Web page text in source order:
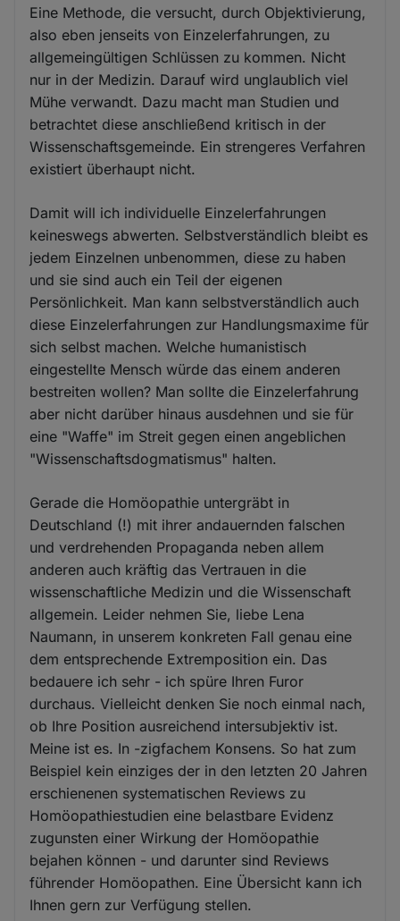
Eine Methode, die versucht, durch Objektivierung,
also eben jenseits von Einzelerfahrungen, zu
allgemeingültigen Schlüssen zu kommen. Nicht
nur in der Medizin. Darauf wird unglaublich viel
Mühe verwandt. Dazu macht man Studien und
betrachtet diese anschließend kritisch in der
Wissenschaftsgemeinde. Ein strengeres Verfahren
existiert überhaupt nicht.
Damit will ich individuelle Einzelerfahrungen
keineswegs abwerten. Selbstverständlich bleibt es
jedem Einzelnen unbenommen, diese zu haben
und sie sind auch ein Teil der eigenen
Persönlichkeit. Man kann selbstverständlich auch
diese Einzelerfahrungen zur Handlungsmaxime für
sich selbst machen. Welche humanistisch
eingestellte Mensch würde das einem anderen
bestreiten wollen? Man sollte die Einzelerfahrung
aber nicht darüber hinaus ausdehnen und sie für
eine "Waffe" im Streit gegen einen angeblichen
"Wissenschaftsdogmatismus" halten.
Gerade die Homöopathie untergräbt in
Deutschland (!) mit ihrer andauernden falschen
und verdrehenden Propaganda neben allem
anderen auch kräftig das Vertrauen in die
wissenschaftliche Medizin und die Wissenschaft
allgemein. Leider nehmen Sie, liebe Lena
Naumann, in unserem konkreten Fall genau eine
dem entsprechende Extremposition ein. Das
bedauere ich sehr - ich spüre Ihren Furor
durchaus. Vielleicht denken Sie noch einmal nach,
ob Ihre Position ausreichend intersubjektiv ist.
Meine ist es. In -zigfachem Konsens. So hat zum
Beispiel kein einziges der in den letzten 20 Jahren
erschienenen systematischen Reviews zu
Homöopathiestudien eine belastbare Evidenz
zugunsten einer Wirkung der Homöopathie
bejahen können - und darunter sind Reviews
führender Homöopathen. Eine Übersicht kann ich
Ihnen gern zur Verfügung stellen.